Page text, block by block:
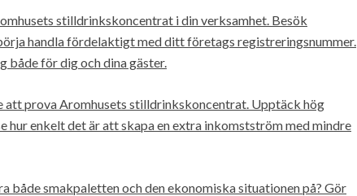
stilldrinkskoncentrat i din verksamhet. Besök
handla fördelaktigt med ditt företags registreringsnummer.
både för dig och dina gäster.
att prova Aromhusets stilldrinkskoncentrat. Upptäck hög
hur enkelt det är att skapa en extra inkomstström med mindre
smakpaletten och den ekonomiska situationen på? Gör